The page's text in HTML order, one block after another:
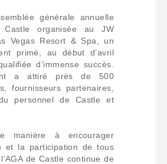
générale annuelle
Castle organisée au JW
Vegas Resort & Spa, un
primé, au début d’avril
d’immense succès.
a attiré près de 500
fournisseurs partenaires,
personnel de Castle et
manière à encourager
et la participation de tous
de Castle continue de